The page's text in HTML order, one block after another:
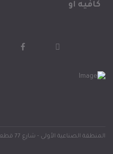
كافيه او
المنطقة الصناعية الأولى - شارع 77 قطعة 3، السادس من أكتوبر - مصر